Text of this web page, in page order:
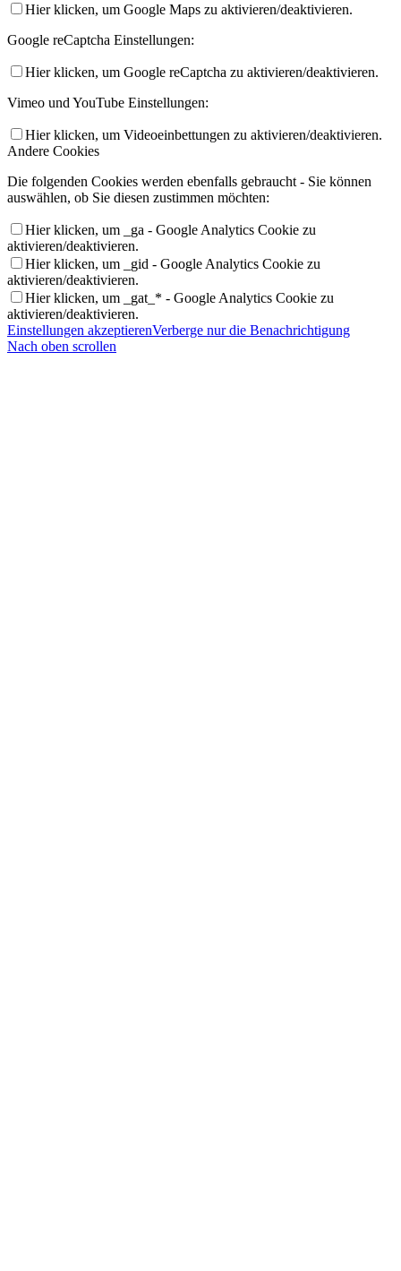
Hier klicken, um Google Maps zu aktivieren/deaktivieren.
Google reCaptcha Einstellungen:
Hier klicken, um Google reCaptcha zu aktivieren/deaktivieren.
Vimeo und YouTube Einstellungen:
Hier klicken, um Videoeinbettungen zu aktivieren/deaktivieren.
Andere Cookies
Die folgenden Cookies werden ebenfalls gebraucht - Sie können
auswählen, ob Sie diesen zustimmen möchten:
Hier klicken, um _ga - Google Analytics Cookie zu
aktivieren/deaktivieren.
Hier klicken, um _gid - Google Analytics Cookie zu
aktivieren/deaktivieren.
Hier klicken, um _gat_* - Google Analytics Cookie zu
aktivieren/deaktivieren.
Einstellungen akzeptierenVerberge nur die Benachrichtigung
Nach oben scrollen